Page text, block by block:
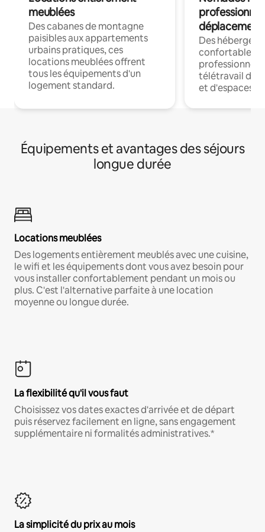
meublées
Des cabanes de montagne
paisibles aux appartements
urbains pratiques, ces
locations meublées offrent
tous les équipements d'un
logement standard.
déplacement
Des
confortables
professionnels
télétravail
et d'espaces
Équipements et avantages des séjours
longue durée
Locations meublées
Des logements entièrement meublés avec une cuisine,
le wifi et les équipements dont vous avez besoin pour
vous installer confortablement pendant un mois ou
plus. C'est l'alternative parfaite à une location
moyenne ou longue durée.
La flexibilité qu'il vous faut
Choisissez vos dates exactes d'arrivée et de départ
puis réservez facilement en ligne, sans engagement
supplémentaire ni formalités administratives.*
La simplicité du prix au mois